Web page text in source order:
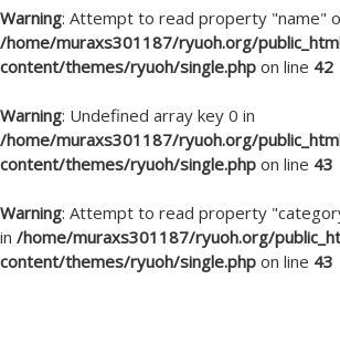
Warning: Attempt to read property "name"
/home/muraxs301187/ryuoh.org/
content/themes/ryuoh/single.php on line 42
Warning: Undefined array key 0 in
/home/muraxs301187/ryuoh.org/
content/themes/ryuoh/single.php on line 43
Warning: Attempt to read property
in /home/muraxs301187/ryuoh.org/
content/themes/ryuoh/single.php on line 43